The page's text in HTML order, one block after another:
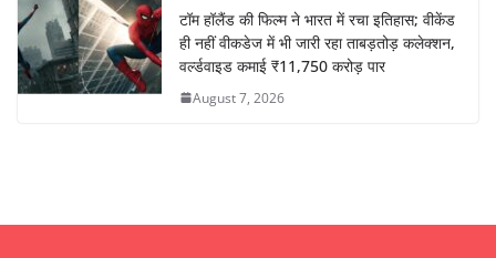
टॉम हॉलैंड की फिल्म ने भारत में रचा इतिहास; वीकेंड
ही नहीं वीकडेज में भी जारी रहा ताबड़तोड़ कलेक्शन,
वर्ल्डवाइड कमाई ₹11,750 करोड़ पार
August 7, 2026